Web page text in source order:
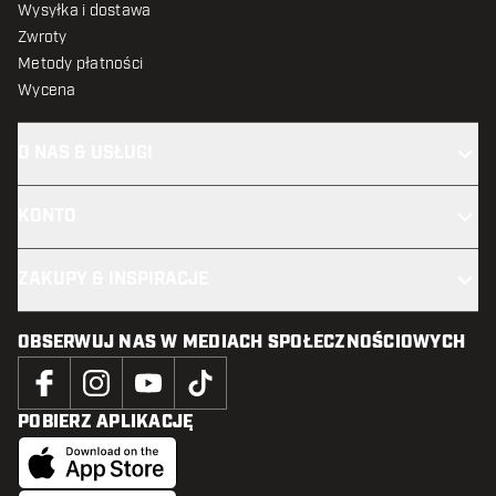
Wysyłka i dostawa
Zwroty
Metody płatności
Wycena
OBSERWUJ NAS W MEDIACH SPOŁECZNOŚCIOWYCH
POBIERZ APLIKACJĘ